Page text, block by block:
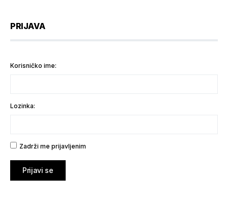
PRIJAVA
Korisničko ime:
Lozinka:
Zadrži me prijavljenim
Prijavi se